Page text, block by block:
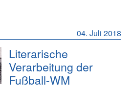
04. Juli 2018
Literarische
Verarbeitung der
Fußball-WM